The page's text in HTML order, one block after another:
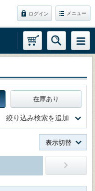
ログイン メニュー
在庫あり
絞り込み検索を追加
表示切替